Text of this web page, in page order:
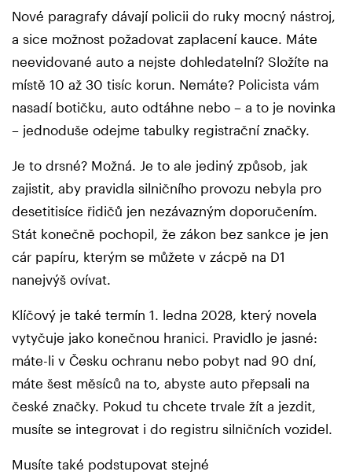
Nové paragrafy dávají policii do ruky mocný nástroj,
a sice možnost požadovat zaplacení kauce. Máte
neevidované auto a nejste dohledatelní? Složíte na
místě 10 až 30 tisíc korun. Nemáte? Policista vám
nasadí botičku, auto odtáhne nebo – a to je novinka
– jednoduše odejme tabulky registrační značky.
Je to drsné? Možná. Je to ale jediný způsob, jak
zajistit, aby pravidla silničního provozu nebyla pro
desetitisíce řidičů jen nezávazným doporučením.
Stát konečně pochopil, že zákon bez sankce je jen
cár papíru, kterým se můžete v zácpě na D1
nanejvýš ovívat.
Klíčový je také termín 1. ledna 2028, který novela
vytyčuje jako konečnou hranici. Pravidlo je jasné:
máte-li v Česku ochranu nebo pobyt nad 90 dní,
máte šest měsíců na to, abyste auto přepsali na
české značky. Pokud tu chcete trvale žít a jezdit,
musíte se integrovat i do registru silničních vozidel.
Musíte také podstupovat stejné